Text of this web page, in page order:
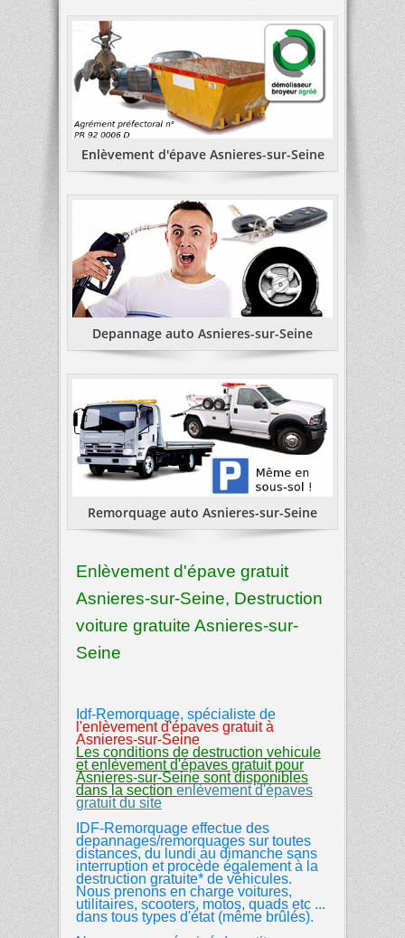
Enlèvement d'épave Asnieres-sur-Seine
Depannage auto Asnieres-sur-Seine
Remorquage auto Asnieres-sur-Seine
Enlèvement d'épave gratuit
Asnieres-sur-Seine, Destruction
voiture gratuite Asnieres-sur-
Seine
Idf-Remorquage, spécialiste de
l'enlèvement d'épaves gratuità
Asnieres-sur-Seine
Les conditions de destruction vehicule
et enlèvement d'épaves gratuit pour
Asnieres-sur-Seine sont disponibles
dans la section enlèvement d'épaves
gratuit du site
IDF-Remorquage effectue des
depannages/remorquages sur toutes
distances, du lundi au dimanche sans
interruption et procède également à la
destruction gratuite* de véhicules.
Nous prenons en charge voitures,
utilitaires, scooters, motos, quads etc ...
dans tous types d'état (même brûlés).